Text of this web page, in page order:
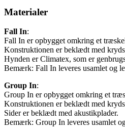
Materialer
Fall In:
Fall In er opbygget omkring et
Konstruktionen er beklædt med
Hynden er Climatex, som er
Bemærk: Fall In leveres usamlet og
Group In:
Group In er opbygget omkring et
Konstruktionen er beklædt med
Sider er beklædt med akustikplader.
Bemærk: Group In leveres usamlet